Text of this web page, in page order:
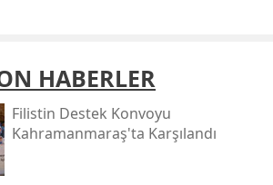
HABERLER
Filistin Destek Konvoyu
Kahramanmaraş'ta Karşılandı